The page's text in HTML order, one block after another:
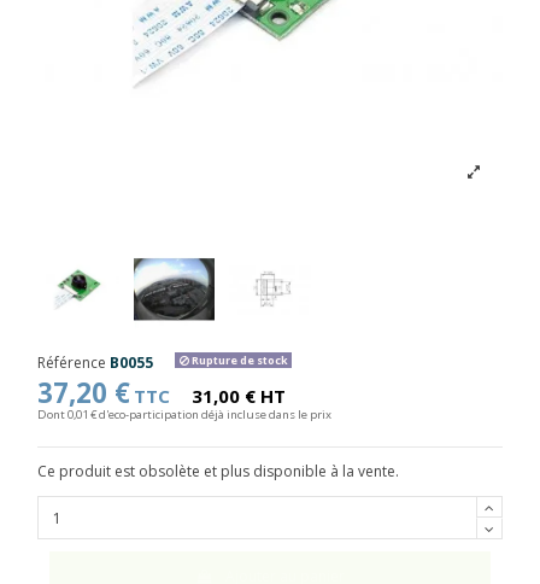
Référence B0055 Rupture de stock
37,20 € TTC 31,00 € HT
Dont 0,01 € d'eco-participation déjà incluse dans le prix
Ce produit est obsolète et plus disponible à la vente.